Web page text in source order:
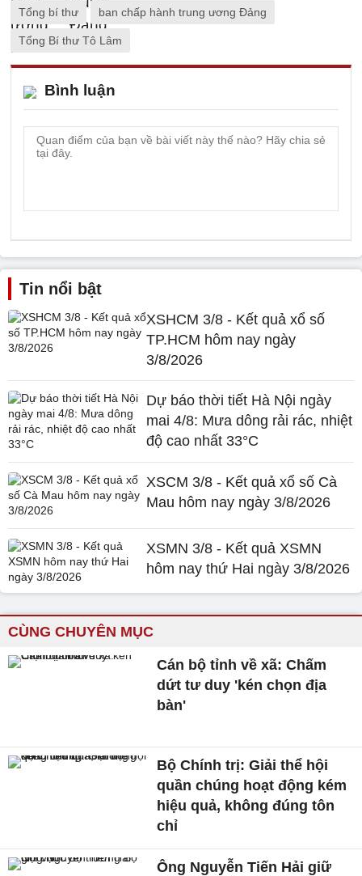
Tổng bí thư ban chấp hành trung ương Đảng
Tổng Bí thư Tô Lâm
Bình luận
Tin nổi bật
XSHCM 3/8 - Kết quả xổ số
TP.HCM hôm nay ngày
3/8/2026
Dự báo thời tiết Hà Nội ngày
mai 4/8: Mưa dông rải rác, nhiệt
độ cao nhất 33°C
XSCM 3/8 - Kết quả xổ số Cà
Mau hôm nay ngày 3/8/2026
XSMN 3/8 - Kết quả XSMN
hôm nay thứ Hai ngày 3/8/2026
CÙNG CHUYÊN MỤC
Cán bộ tỉnh về xã: Chấm
dứt tư duy 'kén chọn địa
bàn'
Bộ Chính trị: Giải thể hội
quần chúng hoạt động kém
hiệu quả, không đúng tôn
chỉ
Ông Nguyễn Tiến Hải giữ